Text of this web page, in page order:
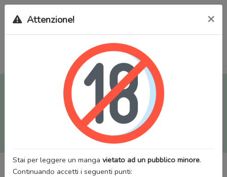
Tutti i Doujinshi e Manga per adulti (+18) sono stati trasferiti
sul nostro nuovo sito (
mangaworldadult.net
); invece, per i
Manga classici, puoi utilizzare
MangaWorld
Potrai effettuare illogincon il tuo account di MangaWorld
tutti i dati sono condivisi tra i due siti,
perderai alcun dato, inclusi bookmarks e premium
Attenzione! ×
Stai per leggere un manga vietato ad un pubblico minore.
Continuando accetti i seguenti punti: